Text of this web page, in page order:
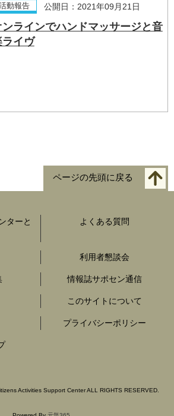
動報告 公開日：2021年09月21日
ンラインでハンドマッサージと音
ライヴ
ページの先頭に戻る
ターと
よくある質問
利用者懇談会
情報誌サポセン通信
このサイトについて
プライバシーポリシー
Activities Support Center ALL RIGHTS RESERVED.